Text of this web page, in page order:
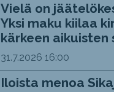
Vielä on
Yksi maku kiilaa
kärkeen aikuisten
31.7.2026 16:00
Iloista menoa